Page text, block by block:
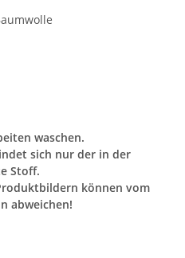
waschen.
sich nur der in der
Stoff.
können vom
abweichen!